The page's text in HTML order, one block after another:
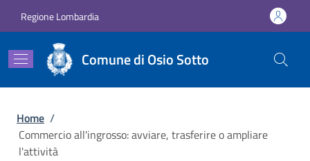
Regione Lombardia
Comune di Osio Sotto
Briciole di pane
Home /
Commercio all'ingrosso: avviare, trasferire o ampliare
l'attività